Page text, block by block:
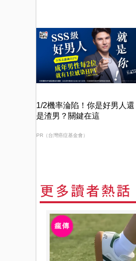
1/2機率淪陷！你是好男人還
是渣男？關鍵在這
PR（台灣癌症基金會）